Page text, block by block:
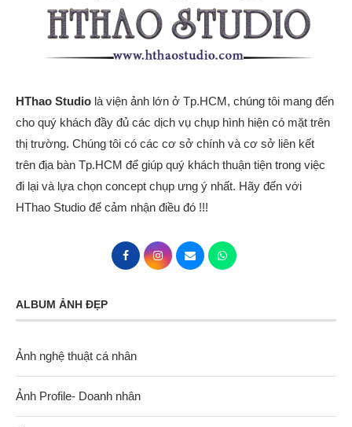
HThao Studio là viện ảnh lớn ở Tp.HCM, chúng tôi mang đến
cho quý khách đầy đủ các dịch vụ chụp hình hiện có mặt trên
thị trường. Chúng tôi có các cơ sở chính và cơ sở liên kết
trên địa bàn Tp.HCM để giúp quý khách thuận tiện trong việc
đi lại và lựa chọn concept chụp ưng ý nhất. Hãy đến với
HThao Studio để cảm nhận điều đó !!!
ALBUM ẢNH ĐẸP
Ảnh nghệ thuật cá nhân
Ảnh Profile- Doanh nhân